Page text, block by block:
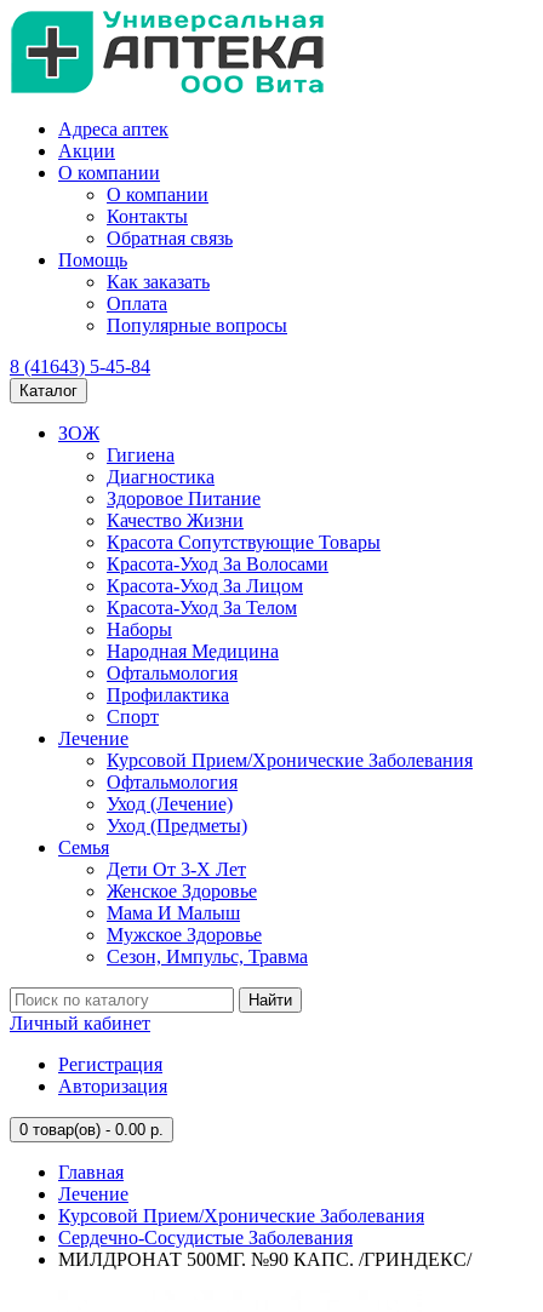
Адреса аптек
Акции
О компании
О компании
Контакты
Обратная связь
Помощь
Как заказать
Оплата
Популярные вопросы
8 (41643) 5-45-84
Каталог
ЗОЖ
Гигиена
Диагностика
Здоровое Питание
Качество Жизни
Красота Сопутствующие Товары
Красота-Уход За Волосами
Красота-Уход За Лицом
Красота-Уход За Телом
Наборы
Народная Медицина
Офтальмология
Профилактика
Спорт
Лечение
Курсовой Прием/Хронические Заболевания
Офтальмология
Уход (Лечение)
Уход (Предметы)
Семья
Дети От 3-Х Лет
Женское Здоровье
Мама И Малыш
Мужское Здоровье
Сезон, Импульс, Травма
Найти
Личный кабинет
Регистрация
Авторизация
0 товар(ов) - 0.00 р.
Главная
Лечение
Курсовой Прием/Хронические Заболевания
Сердечно-Сосудистые Заболевания
МИЛДРОНАТ 500МГ. №90 КАПС. /ГРИНДЕКС/